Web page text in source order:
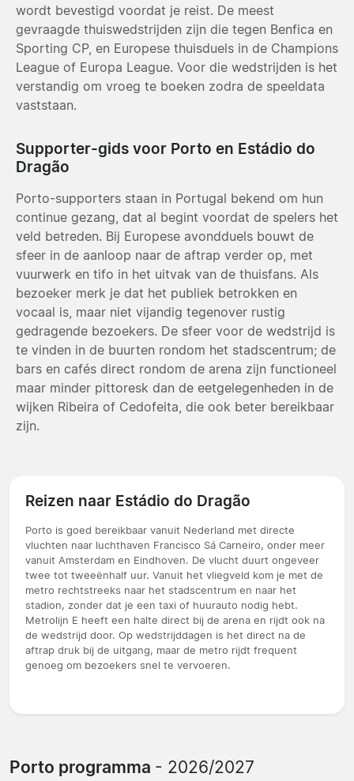
wordt bevestigd voordat je reist. De meest
gevraagde thuiswedstrijden zijn die tegen Benfica en
Sporting CP, en Europese thuisduels in de Champions
League of Europa League. Voor die wedstrijden is het
verstandig om vroeg te boeken zodra de speeldata
vaststaan.
Supporter-gids voor Porto en Estádio do
Dragão
Porto-supporters staan in Portugal bekend om hun
continue gezang, dat al begint voordat de spelers het
veld betreden. Bij Europese avondduels bouwt de
sfeer in de aanloop naar de aftrap verder op, met
vuurwerk en tifo in het uitvak van de thuisfans. Als
bezoeker merk je dat het publiek betrokken en
vocaal is, maar niet vijandig tegenover rustig
gedragende bezoekers. De sfeer voor de wedstrijd is
te vinden in de buurten rondom het stadscentrum; de
bars en cafés direct rondom de arena zijn functioneel
maar minder pittoresk dan de eetgelegenheden in de
wijken Ribeira of Cedofeita, die ook beter bereikbaar
zijn.
Reizen naar Estádio do Dragão
Porto is goed bereikbaar vanuit Nederland met directe
vluchten naar luchthaven Francisco Sá Carneiro, onder meer
vanuit Amsterdam en Eindhoven. De vlucht duurt ongeveer
twee tot tweeënhalf uur. Vanuit het vliegveld kom je met de
metro rechtstreeks naar het stadscentrum en naar het
stadion, zonder dat je een taxi of huurauto nodig hebt.
Metrolijn E heeft een halte direct bij de arena en rijdt ook na
de wedstrijd door. Op wedstrijddagen is het direct na de
aftrap druk bij de uitgang, maar de metro rijdt frequent
genoeg om bezoekers snel te vervoeren.
Porto programma - 2026/2027